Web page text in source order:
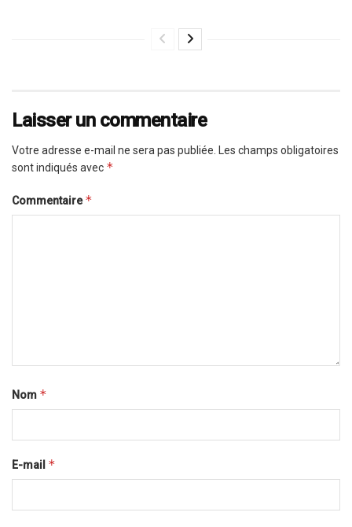
Laisser un commentaire
Votre adresse e-mail ne sera pas publiée. Les champs obligatoires
sont indiqués avec *
Commentaire*
Nom *
E-mail *